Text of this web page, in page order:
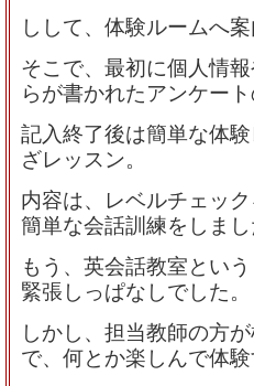
しして、体験ルームへ
そこで、最初に個人情
らが書かれたアンケー
記入終了後は簡単な体
ざレッスン。
内容は、レベルチェッ
簡単な会話訓練をしま
もう、英会話教室とい
緊張しっぱなしでした。
しかし、担当教師の方
で、何とか楽しんで体